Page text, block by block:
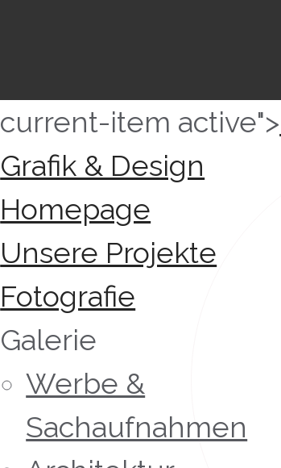
current-item active">
Grafik & Design
Homepage
Unsere Projekte
Fotografie
Galerie
Werbe &
Sachaufnahmen